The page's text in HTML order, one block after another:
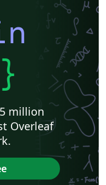
million
Overleaf